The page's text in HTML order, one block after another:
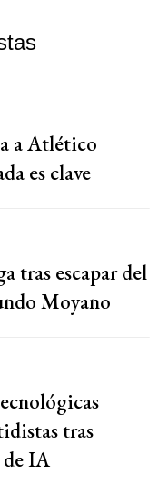
a Atlético
es clave
tras escapar del
Moyano
tras
de IA